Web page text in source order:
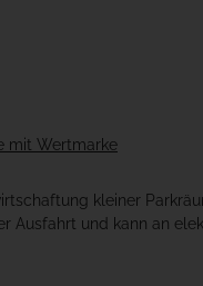
mit Wertmarke
kleiner
Ausfahrt und kann an